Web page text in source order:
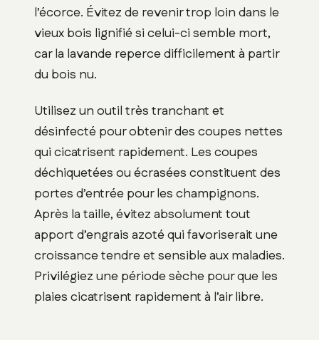
l’écorce. Évitez de revenir trop loin dans le
vieux bois lignifié si celui-ci semble mort,
car la lavande reperce difficilement à partir
du bois nu.
Utilisez un outil très tranchant et
désinfecté pour obtenir des coupes nettes
qui cicatrisent rapidement. Les coupes
déchiquetées ou écrasées constituent des
portes d’entrée pour les champignons.
Après la taille, évitez absolument tout
apport d’engrais azoté qui favoriserait une
croissance tendre et sensible aux maladies.
Privilégiez une période sèche pour que les
plaies cicatrisent rapidement à l’air libre.